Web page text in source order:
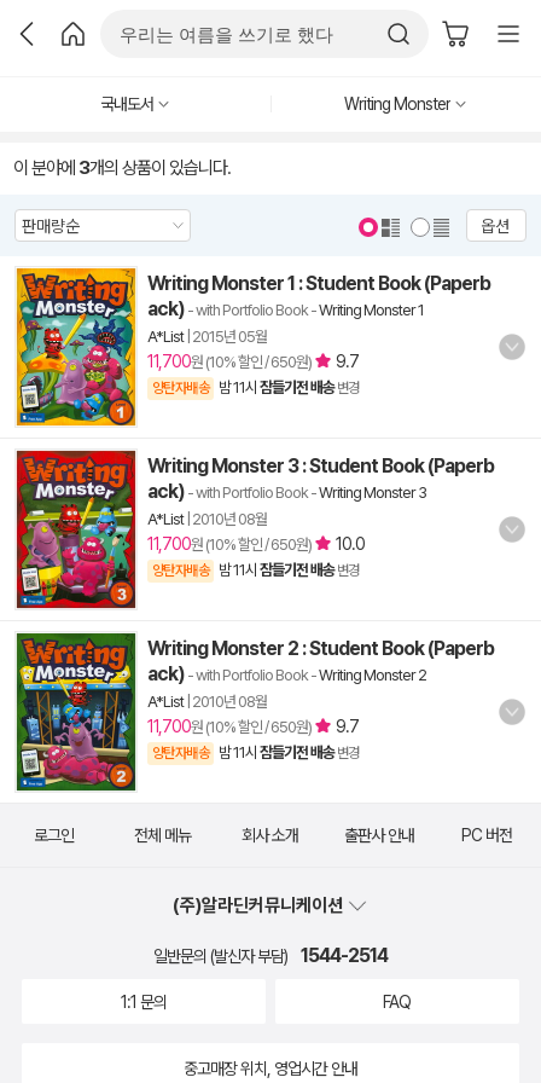
국내도서 Writing Monster
이 분야에 3개의 상품이 있습니다.
옵션
Writing Monster 1 : Student Book (Paperb
ack) - with Portfolio Book-Writing Monster 1
A*List| 2015년 05월
11,700원 (10% 할인 / 650원) 9.7
양탄자배송 밤 11시 잠들기전 배송 변경
Writing Monster 3 : Student Book (Paperb
ack) - with Portfolio Book-Writing Monster 3
A*List| 2010년 08월
11,700원 (10% 할인 / 650원) 10.0
양탄자배송 밤 11시 잠들기전 배송 변경
Writing Monster 2 : Student Book (Paperb
ack) - with Portfolio Book-Writing Monster 2
A*List| 2010년 08월
11,700원 (10% 할인 / 650원) 9.7
양탄자배송 밤 11시 잠들기전 배송 변경
로그인 전체 메뉴 회사 소개 출판사 안내 PC 버전
(주)알라딘커뮤니케이션
일반문의 (발신자 부담) 1544-2514
1:1 문의 FAQ
중고매장 위치, 영업시간 안내